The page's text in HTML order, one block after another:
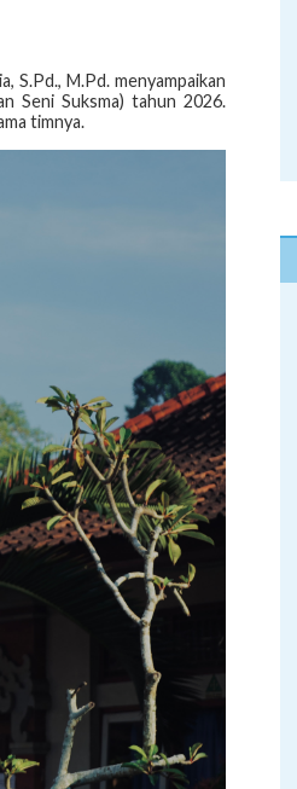
S.Pd., M.Pd. menyampaikan
Seni Suksma) tahun 2026.
timnya.